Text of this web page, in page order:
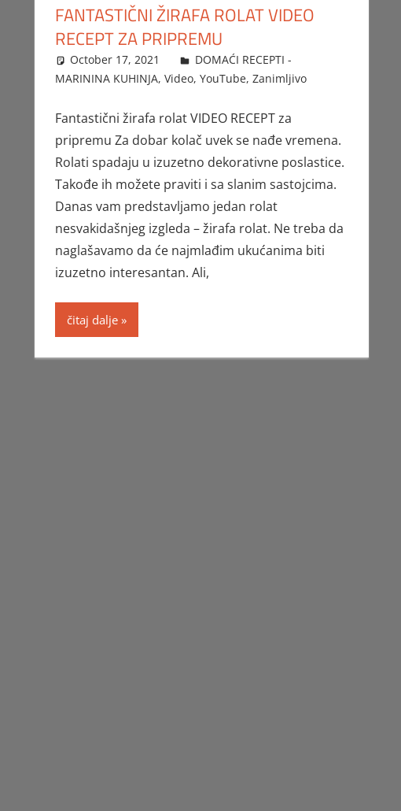
FANTASTIČNI ŽIRAFA ROLAT VIDEO
RECEPT ZA PRIPREMU
October 17, 2021 FTorgAdmin
DOMAĆI RECEPTI -
MARININA KUHINJA, Video, YouTube, Zanimljivo
Fantastični žirafa rolat VIDEO RECEPT za
pripremu Za dobar kolač uvek se nađe vremena.
Rolati spadaju u izuzetno dekorativne poslastice.
Takođe ih možete praviti i sa slanim sastojcima.
Danas vam predstavljamo jedan rolat
nesvakidašnjeg izgleda – žirafa rolat. Ne treba da
naglašavamo da će najmlađim ukućanima biti
izuzetno interesantan. Ali,
čitaj dalje